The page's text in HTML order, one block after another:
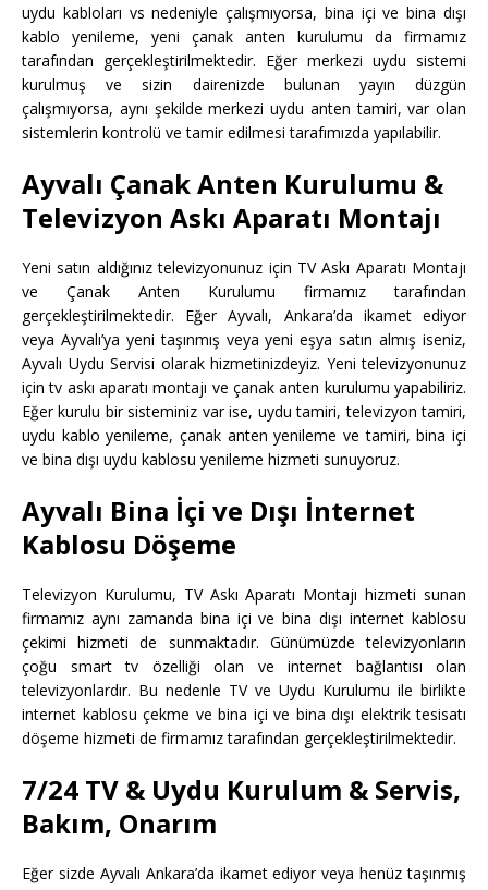
uydu kabloları vs nedeniyle çalışmıyorsa, bina içi ve bina dışı
kablo yenileme, yeni çanak anten kurulumu da firmamız
tarafından gerçekleştirilmektedir. Eğer merkezi uydu sistemi
kurulmuş ve sizin dairenizde bulunan yayın düzgün
çalışmıyorsa, aynı şekilde merkezi uydu anten tamiri, var olan
sistemlerin kontrolü ve tamir edilmesi tarafımızda yapılabilir.
Ayvalı Çanak Anten Kurulumu &
Televizyon Askı Aparatı Montajı
Yeni satın aldığınız televizyonunuz için TV Askı Aparatı Montajı
ve Çanak Anten Kurulumu firmamız tarafından
gerçekleştirilmektedir. Eğer Ayvalı, Ankara’da ikamet ediyor
veya Ayvalı’ya yeni taşınmış veya yeni eşya satın almış iseniz,
Ayvalı Uydu Servisi olarak hizmetinizdeyiz. Yeni televizyonunuz
için tv askı aparatı montajı ve çanak anten kurulumu yapabiliriz.
Eğer kurulu bir sisteminiz var ise, uydu tamiri, televizyon tamiri,
uydu kablo yenileme, çanak anten yenileme ve tamiri, bina içi
ve bina dışı uydu kablosu yenileme hizmeti sunuyoruz.
Ayvalı Bina İçi ve Dışı İnternet
Kablosu Döşeme
Televizyon Kurulumu, TV Askı Aparatı Montajı hizmeti sunan
firmamız aynı zamanda bina içi ve bina dışı internet kablosu
çekimi hizmeti de sunmaktadır. Günümüzde televizyonların
çoğu smart tv özelliği olan ve internet bağlantısı olan
televizyonlardır. Bu nedenle TV ve Uydu Kurulumu ile birlikte
internet kablosu çekme ve bina içi ve bina dışı elektrik tesisatı
döşeme hizmeti de firmamız tarafından gerçekleştirilmektedir.
7/24 TV & Uydu Kurulum & Servis,
Bakım, Onarım
Eğer sizde Ayvalı Ankara’da ikamet ediyor veya henüz taşınmış